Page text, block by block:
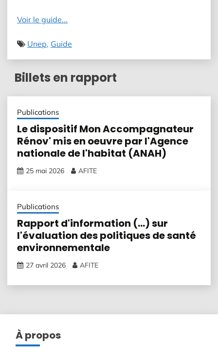
Voir le guide...
Unep Guide
Billets en rapport
Publications
Le dispositif Mon Accompagnateur
Rénov' mis en oeuvre par l'Agence
nationale de l'habitat (ANAH)
25 mai 2026 AFITE
Publications
Rapport d'information (...) sur
l'évaluation des politiques de santé
environnementale
27 avril 2026 AFITE
À propos